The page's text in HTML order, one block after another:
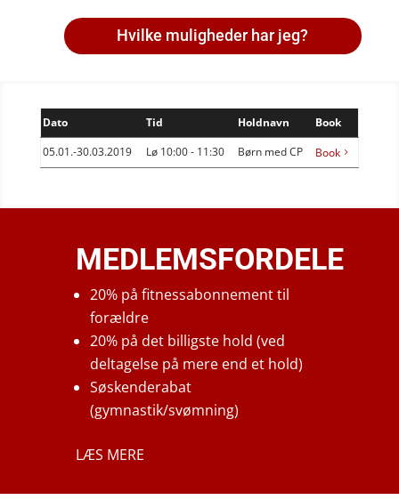
Hvilke muligheder har jeg?
Dato Tid Holdnavn
Book
05.01.-30.03.2019
Lø 10:00 - 11:30 Børn med CP Book
MEDLEMSFORDELE
20% på fitnessabonnement til
forældre
20% på det billigste hold (ved
deltagelse på mere end et hold)
Søskenderabat
(gymnastik/svømning)
LÆS MERE